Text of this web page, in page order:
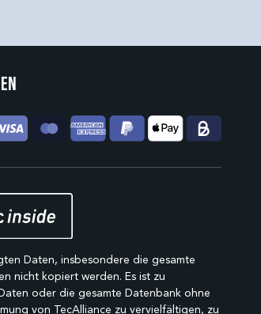
Daten, insbesondere die gesamte
nicht kopiert werden. Es ist zu
oder die gesamte Datenbank ohne
von TecAlliance zu vervielfältigen, zu